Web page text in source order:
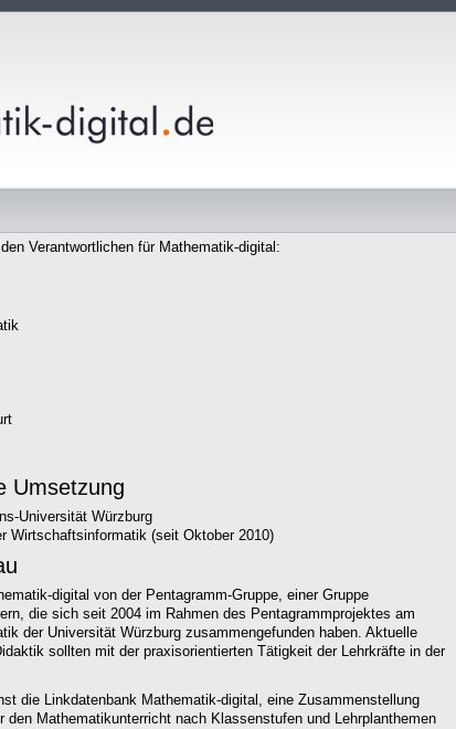
Verantwortlichen für Mathematik-digital:
Umsetzung
Universität Würzburg
Wirtschaftsinformatik (seit Oktober 2010)
digital von der Pentagramm-Gruppe, einer Gruppe
die sich seit 2004 im Rahmen des Pentagrammprojektes am
der Universität Würzburg zusammengefunden haben. Aktuelle
sollten mit der praxisorientierten Tätigkeit der Lehrkräfte in der
die Linkdatenbank Mathematik-digital, eine Zusammenstellung
den Mathematikunterricht nach Klassenstufen und Lehrplanthemen